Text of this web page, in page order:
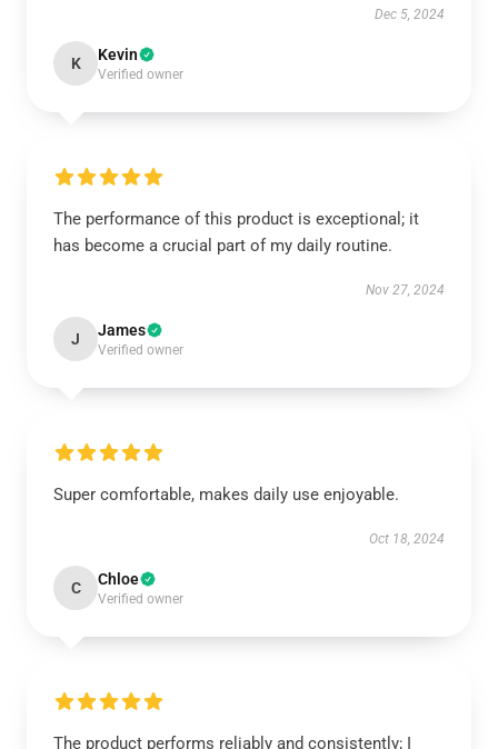
Dec 5, 2024
K Kevin
Verified owner
The performance of this product is exceptional; it
has become a crucial part of my daily routine.
Nov 27, 2024
J James
Verified owner
Super comfortable, makes daily use enjoyable.
Oct 18, 2024
C Chloe
Verified owner
The product performs reliably and consistently; I